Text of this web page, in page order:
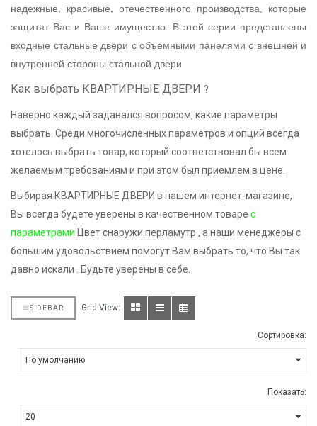
надежные, красивые, отечественного производства, которые
защитят Вас и Ваше имущество. В этой серии представлены
входные стальные двери с объемными панелями с внешней и
внутренней стороны стальной двери
Как выбрать КВАРТИРНЫЕ ДВЕРИ ?
Наверно каждый задавался вопросом, какие параметры
выбрать. Среди многочисленных параметров и опций всегда
хотелось выбрать товар, который соответствовал бы всем
желаемым требованиям и при этом был приемлем в цене.
Выбирая КВАРТИРНЫЕ ДВЕРИ в нашем интернет-магазине,
Вы всегда будете уверены в качественном товаре с
параметрами Цвет снаружи перламутр , а наши менеджеры с
большим удовольствием помогут Вам выбрать то, что Вы так
давно искали . Будьте уверены в себе.
SIDEBAR Grid View:
Сортировка:
Показать: